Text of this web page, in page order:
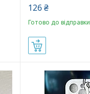
126 ₴
Готово до відправки